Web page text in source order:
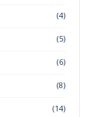
(4)
(5)
(6)
(8)
(14)